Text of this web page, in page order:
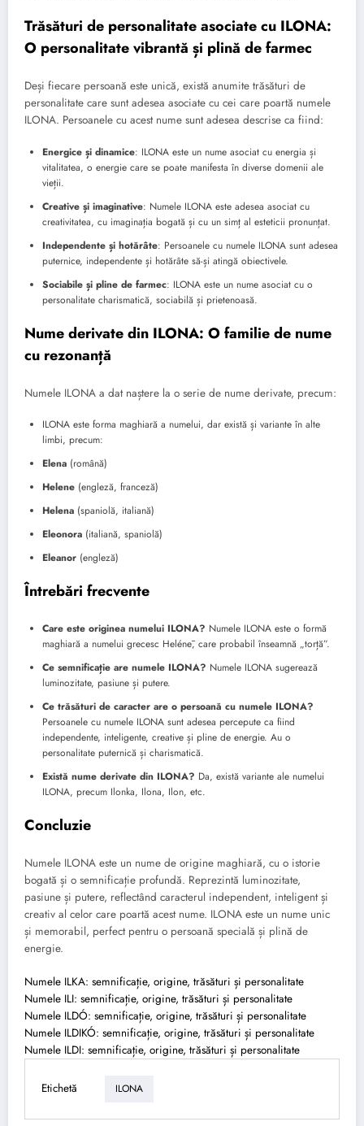
Trăsături de personalitate asociate cu ILONA:
O personalitate vibrantă și plină de farmec
Deși fiecare persoană este unică, există anumite trăsături de
personalitate care sunt adesea asociate cu cei care poartă numele
ILONA. Persoanele cu acest nume sunt adesea descrise ca fiind:
Energice și dinamice: ILONA este un nume asociat cu energia și
vitalitatea, o energie care se poate manifesta în diverse domenii ale
vieții.
Creative și imaginative: Numele ILONA este adesea asociat cu
creativitatea, cu imaginația bogată și cu un simț al esteticii pronunțat.
Independente și hotărâte: Persoanele cu numele ILONA sunt adesea
puternice, independente și hotărâte să-și atingă obiectivele.
Sociabile și pline de farmec: ILONA este un nume asociat cu o
personalitate charismatică, sociabilă și prietenoasă.
Nume derivate din ILONA: O familie de nume
cu rezonanță
Numele ILONA a dat naștere la o serie de nume derivate, precum:
ILONA este forma maghiară a numelui, dar există și variante în alte
limbi, precum:
Elena (română)
Helene (engleză, franceză)
Helena (spaniolă, italiană)
Eleonora (italiană, spaniolă)
Eleanor (engleză)
Întrebări frecvente
Care este originea numelui ILONA? Numele ILONA este o formă
maghiară a numelui grecesc Helénē, care probabil înseamnă „torță”.
Ce semnificație are numele ILONA? Numele ILONA sugerează
luminozitate, pasiune și putere.
Ce trăsături de caracter are o persoană cu numele ILONA?
Persoanele cu numele ILONA sunt adesea percepute ca fiind
independente, inteligente, creative și pline de energie. Au o
personalitate puternică și charismatică.
Există nume derivate din ILONA? Da, există variante ale numelui
ILONA, precum Ilonka, Ilona, Ilon, etc.
Concluzie
Numele ILONA este un nume de origine maghiară, cu o istorie
bogată și o semnificație profundă. Reprezintă luminozitate,
pasiune și putere, reflectând caracterul independent, inteligent și
creativ al celor care poartă acest nume. ILONA este un nume unic
și memorabil, perfect pentru o persoană specială și plină de
energie.
Numele ILKA: semnificație, origine, trăsături și personalitate
Numele ILI: semnificație, origine, trăsături și personalitate
Numele ILDÓ: semnificație, origine, trăsături și personalitate
Numele ILDIKÓ: semnificație, origine, trăsături și personalitate
Numele ILDI: semnificație, origine, trăsături și personalitate
Etichetă ILONA